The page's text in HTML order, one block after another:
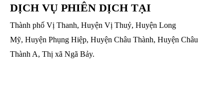
DỊCH VỤ PHIÊN DỊCH TẠI
Thành phố Vị Thanh, Huyện Vị Thuỷ, Huyện Long
Mỹ, Huyện Phụng Hiệp, Huyện Châu Thành, Huyện Châu
Thành A, Thị xã Ngã Bảy.